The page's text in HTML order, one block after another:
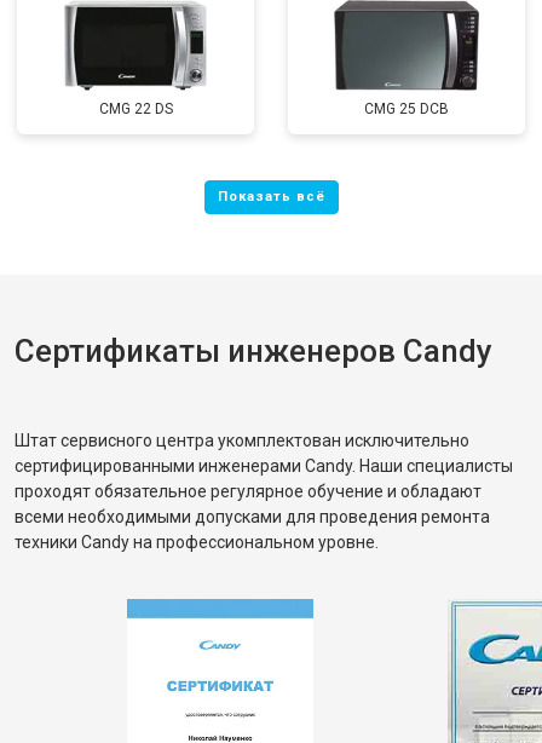
CMG 22 DS CMG 25 DCB
Сертификаты инженеров Candy
Штат сервисного центра укомплектован исключительно
сертифицированными инженерами Candy. Наши специалисты
проходят обязательное регулярное обучение и обладают
всеми необходимыми допусками для проведения ремонта
техники Candy на профессиональном уровне.